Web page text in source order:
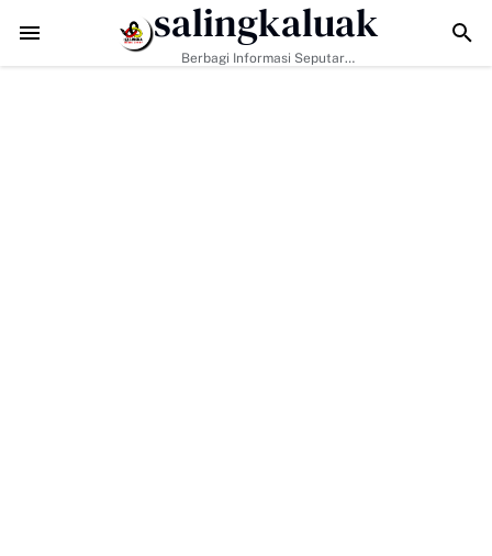
Kesadaran Warga soal Ketertiban Sukses Digelar, Ratusan
salingkaluak
Berbagi Informasi Seputar